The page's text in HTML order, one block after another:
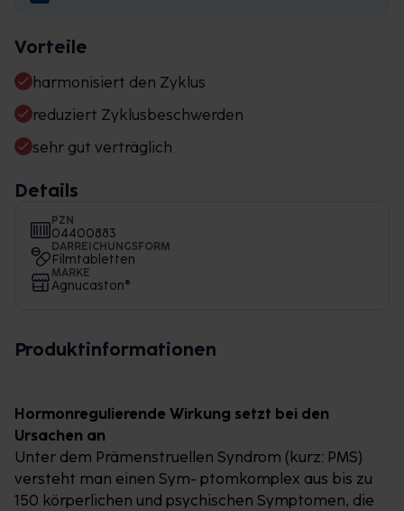
Vorteile
harmonisiert den Zyklus
reduziert Zyklusbeschwerden
sehr gut verträglich
Details
PZN
04400883
DARREICHUNGSFORM
Filmtabletten
MARKE
Agnucaston®
Produktinformationen
Hormonregulierende Wirkung setzt bei den
Ursachen an
Unter dem Prämenstruellen Syndrom (kurz: PMS)
versteht man einen Sym- ptomkomplex aus bis zu
150 körperlichen und psychischen Symptomen, die